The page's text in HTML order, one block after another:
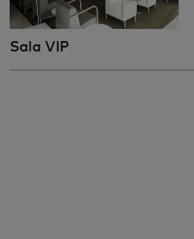
Sala VIP